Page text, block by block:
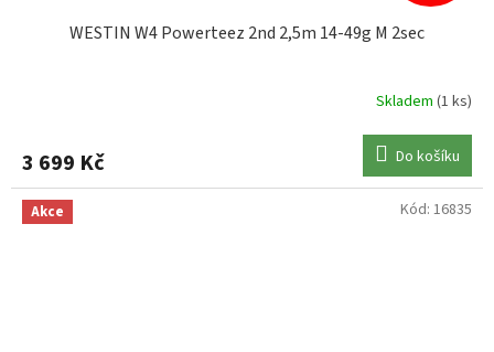
WESTIN W4 Powerteez 2nd 2,5m 14-49g M 2sec
Skladem (1 ks)
3 699 Kč Do košíku
Akce Kód: 16835